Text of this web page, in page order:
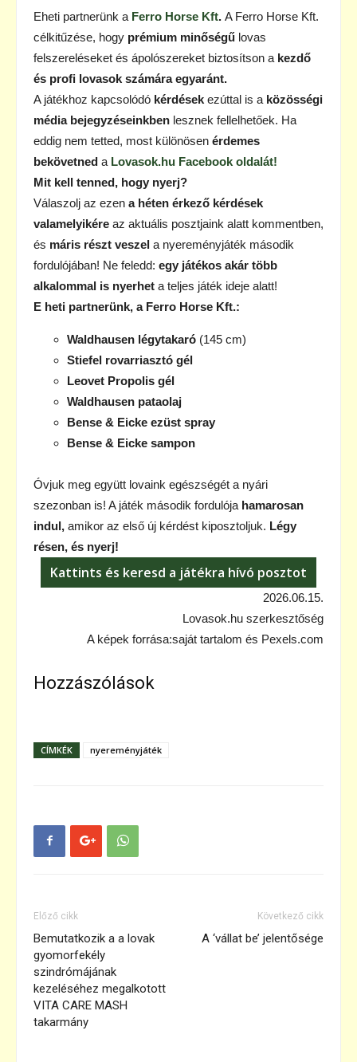
Eheti partnerünk a Ferro Horse Kft. A Ferro Horse Kft.
célkitűzése, hogy prémium minőségű lovas
felszereléseket és ápolószereket biztosítson a kezdő
és profi lovasok számára egyaránt.
A játékhoz kapcsolódó kérdések ezúttal is a közösségi
média bejegyzéseinkben lesznek fellelhetőek. Ha
eddig nem tetted, most különösen érdemes
bekövetned a Lovasok.hu Facebook oldalát!
Mit kell tenned, hogy nyerj?
Válaszolj az ezen a héten érkező kérdések
valamelyikére az aktuális posztjaink alatt kommentben,
és máris részt veszel a nyereményjáték második
fordulójában! Ne feledd: egy játékos akár több
alkalommal is nyerhet a teljes játék ideje alatt!
E heti partnerünk, a Ferro Horse Kft.:
Waldhausen légytakaró (145 cm)
Stiefel rovarriasztó gél
Leovet Propolis gél
Waldhausen pataolaj
Bense & Eicke ezüst spray
Bense & Eicke sampon
Óvjuk meg együtt lovaink egészségét a nyári
szezonban is! A játék második fordulója hamarosan
indul, amikor az első új kérdést kiposztoljuk. Légy
résen, és nyerj!
Kattints és keresd a játékra hívó posztot
2026.06.15.
Lovasok.hu szerkesztőség
A képek forrása:saját tartalom és Pexels.com
Hozzászólások
CÍMKÉK nyereményjáték
Előző cikk
Bemutatkozik a a lovak
gyomorfekély
szindrómájának
kezeléséhez megalkotott
VITA CARE MASH
takarmány
Következő cikk
A ‘vállat be’ jelentősége